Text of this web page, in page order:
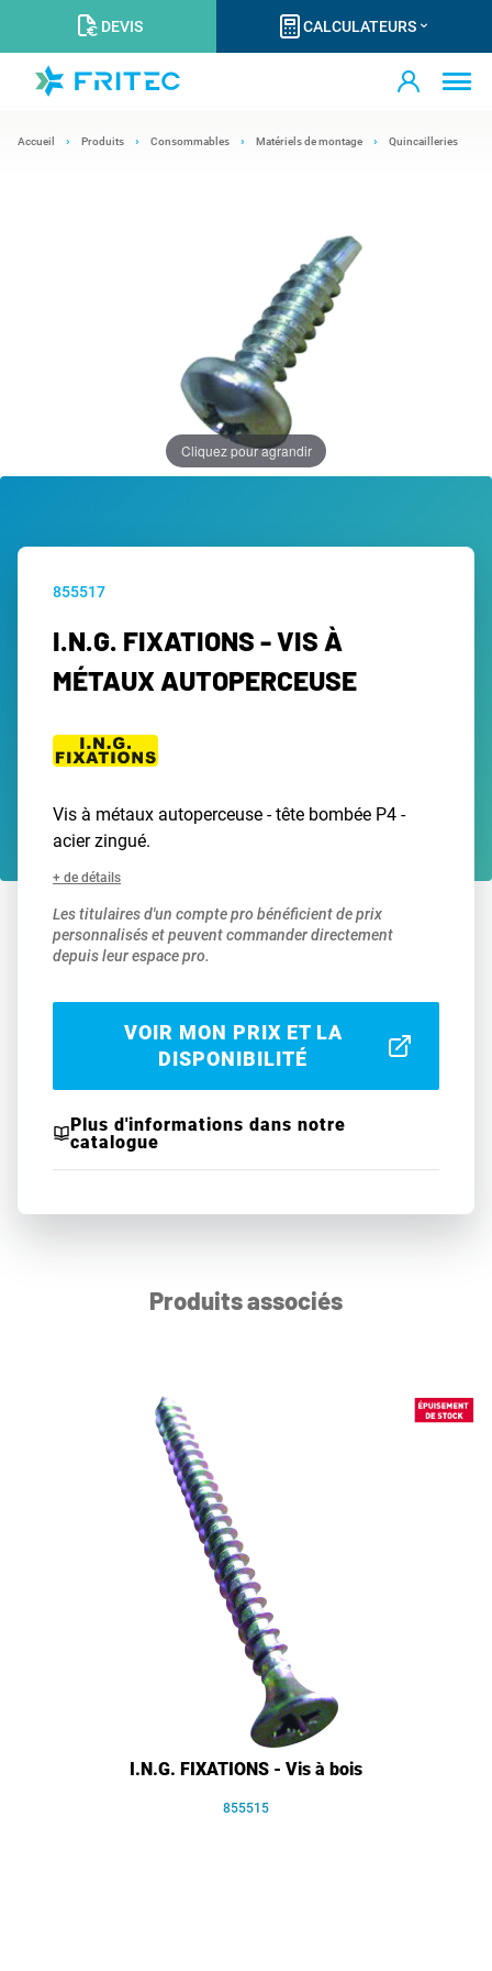
DEVIS CALCULATEURS
Accueil Produits Consommables Matériels de montage Quincailleries
Cliquez pour agrandir
855517
I.N.G. FIXATIONS - VIS À
MÉTAUX AUTOPERCEUSE
Vis à métaux autoperceuse - tête bombée P4 -
acier zingué.
+ de détails
Les titulaires d'un compte pro bénéficient de prix
personnalisés et peuvent commander directement
depuis leur espace pro.
VOIR MON PRIX ET LA
DISPONIBILITÉ
Plus d'informations dans notre
catalogue
Produits associés
I.N.G. FIXATIONS - Vis à bois
855515